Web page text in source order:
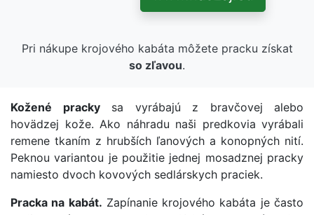
Krojové košele vyšívané sú určené hlavne na
Tieto krojové košele sú z bavĺnených látok a
výnimočne z ľanového plátna. Krojové súčasti sú
Najčastejšie ich obsahuje Kysucký kroj, Oravský kroj,
Terchovský kroj a Liptovský kroj.
Kroje Slovenska.
Roznorodosť ľudového odevu vznikol v závislosti od
lokality folklórnej oblasti.
Predaj Kysucká krojová košeľa, Oravská vyšívaná
košeľa Liptovské krojové košele Detviansky kroj
Pri nákupe krojového kabáta môžete pracku získat
so zľavou.
Kožené prackysa vyrábajú z bravčovej alebo
hovädzej kože. Ako náhradu naši predkovia vyrábali
remene tkaním z hrubších ľanových a konopných nití.
Peknou variantou je použitie jednej mosadznej pracky
namiesto dvoch kovových sedlárskych praciek.
Pracka na kabát. Zapínanie krojového kabáta je často